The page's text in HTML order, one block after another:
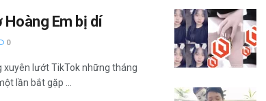
Hoàng Em bị dí
0
xuyên lướt TikTok những tháng
lần bắt gặp ...